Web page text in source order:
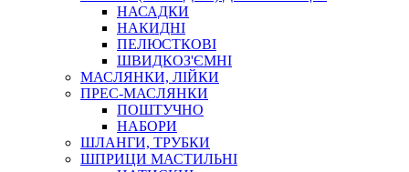
НАСАДКИ
НАКИДНІ
ПЕЛЮСТКОВІ
ШВИДКОЗ'ЄМНІ
МАСЛЯНКИ, ЛІЙКИ
ПРЕС-МАСЛЯНКИ
ПОШТУЧНО
НАБОРИ
ШЛАНГИ, ТРУБКИ
ШПРИЦИ МАСТИЛЬНІ